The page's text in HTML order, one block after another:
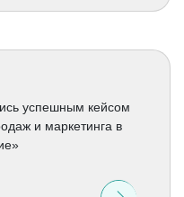
успешным кейсом
и маркетинга в